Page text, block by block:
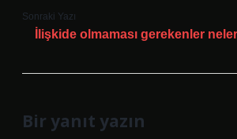
Sonraki Yazı
İlişkide olmaması gerekenler
Bir yanıt yazın